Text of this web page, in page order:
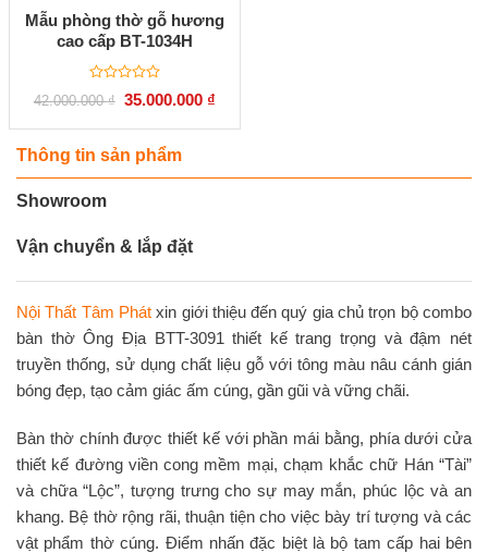
Mẫu phòng thờ gỗ hương
cao cấp BT-1034H
Được
xếp
5
sao
42.000.000₫ Giá
là:
35.000.000 ₫
tại
Thông tin sản phẩm
Showroom
Vận chuyển & lắp đặt
Nội Thất Tâm Phátxin giới thiệu đến quý gia chủ trọn bộ combo
bàn thờ Ông Địa BTT-3091 thiết kế trang trọng và đậm nét
truyền thống, sử dụng chất liệu gỗ với tông màu nâu cánh gián
bóng đẹp, tạo cảm giác ấm cúng, gần gũi và vững chãi.
Bàn thờ chính được thiết kế với phần mái bằng, phía dưới cửa
thiết kế đường viền cong mềm mại, chạm khắc chữ Hán “Tài”
và chữa “Lộc”, tượng trưng cho sự may mắn, phúc lộc và an
khang. Bệ thờ rộng rãi, thuận tiện cho việc bày trí tượng và các
vật phẩm thờ cúng. Điểm nhấn đặc biệt là bộ tam cấp hai bên